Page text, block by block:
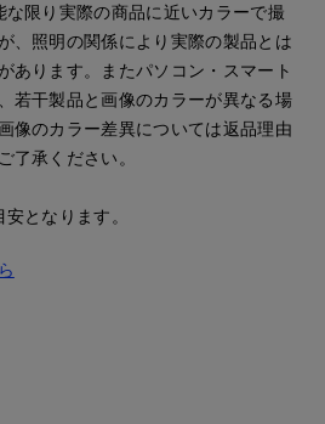
限り実際の商品に近いカラーで撮
、照明の関係により実際の製品とは
あります。またパソコン・スマート
若干製品と画像のカラーが異なる場
像のカラー差異については返品理由
了承ください。
となります。